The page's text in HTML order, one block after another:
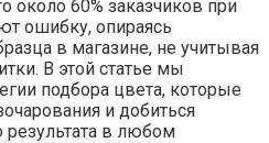
около 60% заказчиков при
ошибку, опираясь
в магазине, не учитывая
В этой статье мы
подбора цвета, которые
и добиться
результата в любом